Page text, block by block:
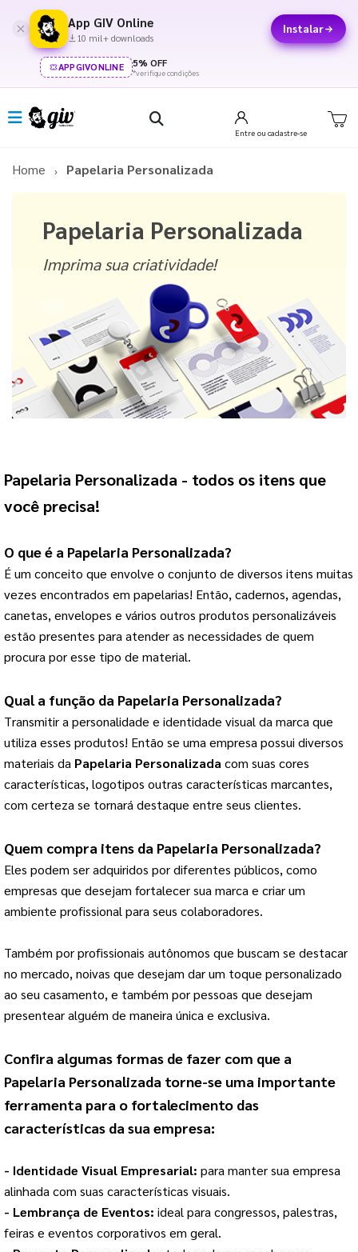
App GIV Online
10 mil+ downloads
Instalar
APPGIVONLINE 5% OFF
*verifique condições
Entre ou cadastre-se
Home Papelaria Personalizada
Papelaria Personalizada
Imprima sua criatividade!
Papelaria Personalizada - todos os itens que
você precisa!
O que é a Papelaria Personalizada?
É um conceito que envolve o conjunto de diversos itens muitas
vezes encontrados em papelarias! Então, cadernos, agendas,
canetas, envelopes e vários outros produtos personalizáveis
estão presentes para atender as necessidades de quem
procura por esse tipo de material.
Qual a função da Papelaria Personalizada?
Transmitir a personalidade e identidade visual da marca que
utiliza esses produtos! Então se uma empresa possui diversos
materiais da Papelaria Personalizada com suas cores
características, logotipos outras características marcantes,
com certeza se tornará destaque entre seus clientes.
Quem compra itens da Papelaria Personalizada?
Eles podem ser adquiridos por diferentes públicos, como
empresas que desejam fortalecer sua marca e criar um
ambiente profissional para seus colaboradores.
Também por profissionais autônomos que buscam se destacar
no mercado, noivas que desejam dar um toque personalizado
ao seu casamento, e também por pessoas que desejam
presentear alguém de maneira única e exclusiva.
Papelaria Personalizada torne-se uma importante
ferramenta para o fortalecimento das
características da sua empresa:
- Identidade Visual Empresarial: para manter sua empresa
alinhada com suas características visuais.
- Lembrança de Eventos: ideal para congressos, palestras,
feiras e eventos corporativos em geral.